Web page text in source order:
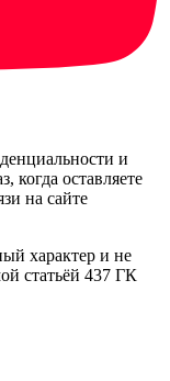
и
когда оставляете
на сайте
характер и не
статьёй 437 ГК